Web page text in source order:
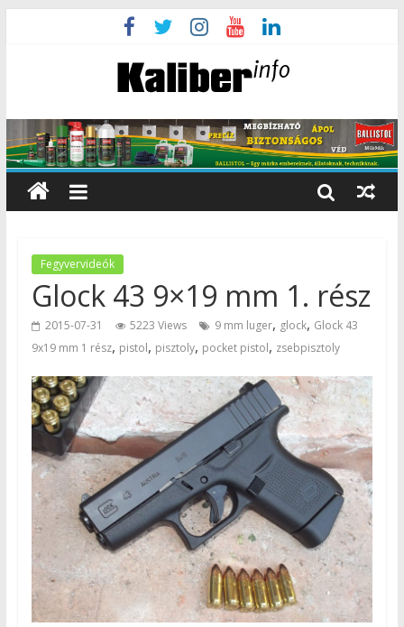
Fegyvervideók
Glock 43 9×19 mm 1. rész
2015-07-31 5223 Views 9 mm luger, glock, Glock 43
9x19 mm 1 rész, pistol, pisztoly, pocket pistol, zsebpisztoly